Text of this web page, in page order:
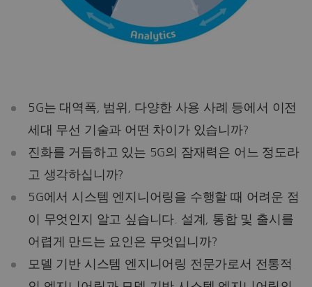
5G는 대역폭, 범위, 다양한 사용 사례 등에서 이전
세대 무선 기술과 어떤 차이가 있습니까?
진화를 거듭하고 있는 5G의 잠재력은 어느 정도라
고 생각하십니까?
5G에서 시스템 엔지니어링을 수행할 때 어려운 점
이 무엇인지 알고 싶습니다. 설계, 통합 및 출시를
어렵게 만드는 요인은 무엇입니까?
모델 기반 시스템 엔지니어링 전문가로서 전통적